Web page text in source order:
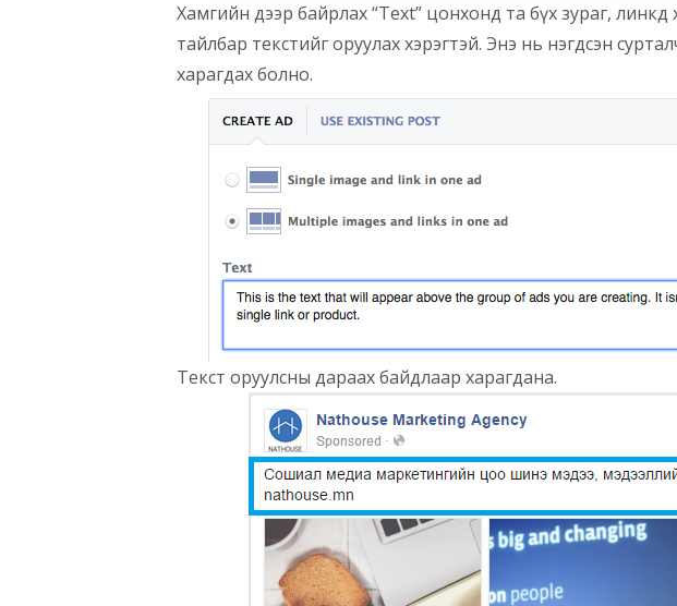
Хамгийн дээр байрлах “Text” цонхонд та бүх зураг, линкд
тайлбар текстийг оруулах хэрэгтэй. Энэ нь нэгдсэн
харагдах болно.
Текст оруулсны дараах байдлаар харагдана.